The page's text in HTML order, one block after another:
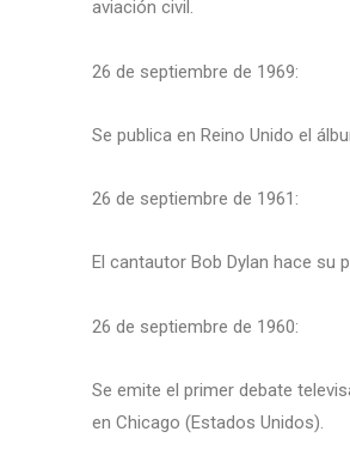
aviación civil.
26 de septiembre de 1969:
Se publica en Reino Unido el
26 de septiembre de 1961:
El cantautor Bob Dylan hace su
26 de septiembre de 1960:
Se emite el primer debate
en Chicago (Estados Unidos).